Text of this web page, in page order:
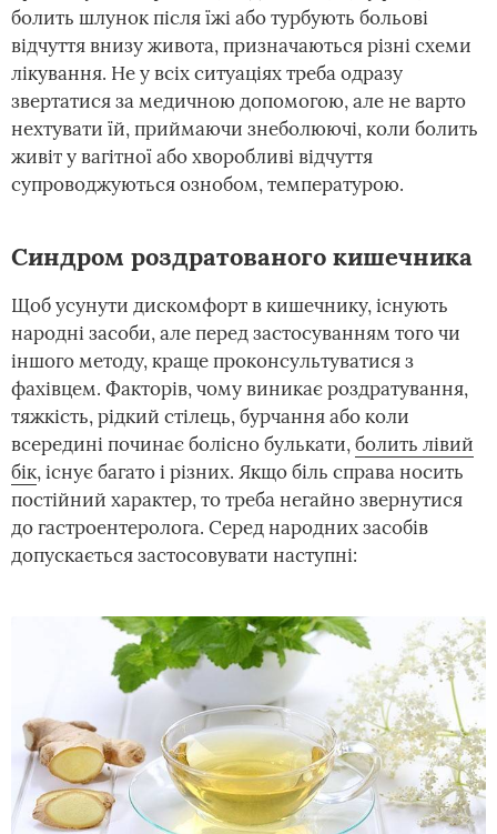
болить шлунок після їжі або турбують больові
відчуття внизу живота, призначаються різні схеми
лікування. Не у всіх ситуаціях треба одразу
звертатися за медичною допомогою, але не варто
нехтувати їй, приймаючи знеболюючі, коли болить
живіт у вагітної або хворобливі відчуття
супроводжуються ознобом, температурою.
Синдром роздратованого кишечника
Щоб усунути дискомфорт в кишечнику, існують
народні засоби, але перед застосуванням того чи
іншого методу, краще проконсультуватися з
фахівцем. Факторів, чому виникає роздратування,
тяжкість, рідкий стілець, бурчання або коли
всередині починає болісно булькати,болить лівий
бік, існує багато і різних. Якщо біль справа носить
постійний характер, то треба негайно звернутися
до гастроентеролога. Серед народних засобів
допускається застосовувати наступні: